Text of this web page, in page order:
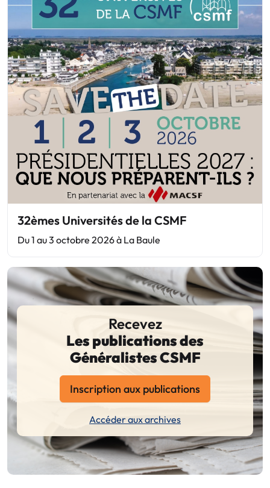
32èmes Universités de la CSMF
Du 1 au 3 octobre 2026 à La Baule
Recevez
Les publications des
Généralistes CSMF
Inscription aux publications
Accéder aux archives